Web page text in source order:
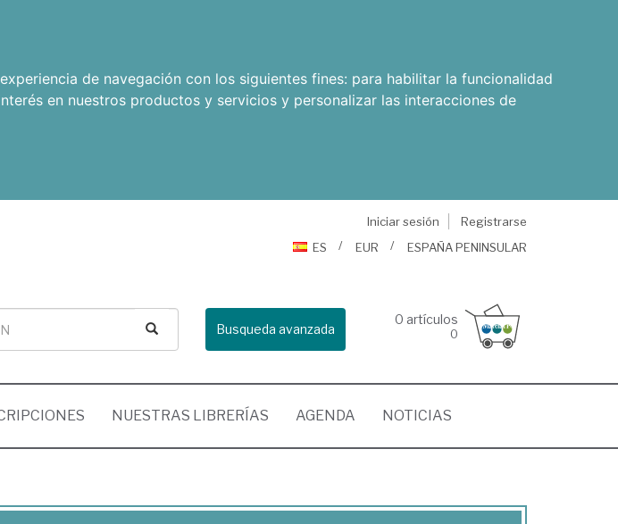
de navegación con los siguientes fines: para habilitar la funcionalidad
en nuestros productos y servicios y personalizar las interacciones de
Iniciar sesión
Registrarse
ES
EUR ESPAÑA PENINSULAR
Busqueda avanzada
0 artículos
0
NUESTRAS LIBRERÍAS AGENDA NOTICIAS